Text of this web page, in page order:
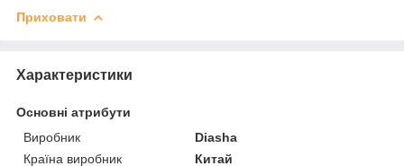
Приховати
Характеристики
Основні атрибути
Виробник
Diasha
Країна виробник
Китай